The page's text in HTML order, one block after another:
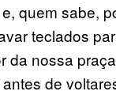
e, quem sabe,
teclados
nossa
de